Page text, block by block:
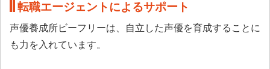
転職エージェントによるサポート
声優養成所ビーフリーは、自立した声優を育成することに
も力を入れています。